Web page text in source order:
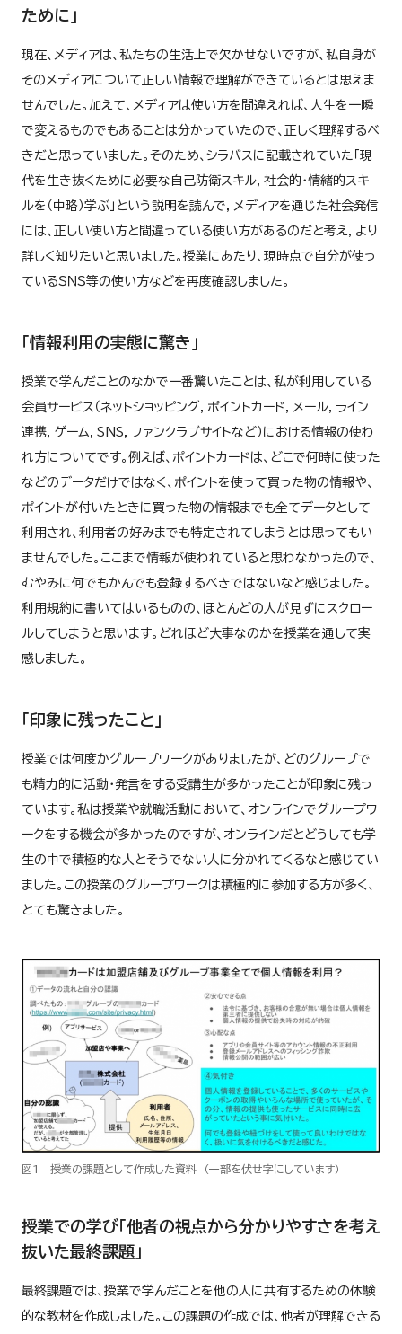
ために」
現在、メディアは、私たちの生活上で欠かせないですが、私自身が
そのメディアについて正しい情報で理解ができているとは思えま
せんでした。加えて、メディアは使い方を間違えれば、人生を一瞬
で変えるものでもあることは分かっていたので、正しく理解するべ
きだと思っていました。そのため、シラバスに記載されていた「現
代を生き抜くために必要な自己防衛スキル，社会的・情緒的スキ
ルを（中略）学ぶ」という説明を読んで，メディアを通じた社会発信
には、正しい使い方と間違っている使い方があるのだと考え，より
詳しく知りたいと思いました。授業にあたり、現時点で自分が使っ
ているＳＮＳ等の使い方などを再度確認しました。
「情報利用の実態に驚き」
授業で学んだことのなかで一番驚いたことは、私が利用している
会員サービス（ネットショッピング，ポイントカード，メール，ライン
連携，ゲーム，SNS，ファンクラブサイトなど）における情報の使わ
れ方についてです。例えば、ポイントカードは、どこで何時に使った
などのデータだけではなく、ポイントを使って買った物の情報や、
ポイントが付いたときに買った物の情報までも全てデータとして
利用され、利用者の好みまでも特定されてしまうとは思ってもい
ませんでした。ここまで情報が使われていると思わなかったので、
むやみに何でもかんでも登録するべきではないなと感じました。
利用規約に書いてはいるものの、ほとんどの人が見ずにスクロー
ルしてしまうと思います。どれほど大事なのかを授業を通して実
感しました。
「印象に残ったこと」
授業では何度かグループワークがありましたが、どのグループで
も精力的に活動・発言をする受講生が多かったことが印象に残っ
ています。私は授業や就職活動において、オンラインでグループワ
ークをする機会が多かったのですが、オンラインだとどうしても学
生の中で積極的な人とそうでない人に分かれてくるなと感じてい
ました。この授業のグループワークは積極的に参加する方が多く、
とても驚きました。
図1 授業の課題として作成した資料 （一部を伏せ字にしています）
授業での学び「他者の視点から分かりやすさを考え
抜いた最終課題」
最終課題では、授業で学んだことを他の人に共有するための体験
的な教材を作成しました。この課題の作成では、他者が理解できる